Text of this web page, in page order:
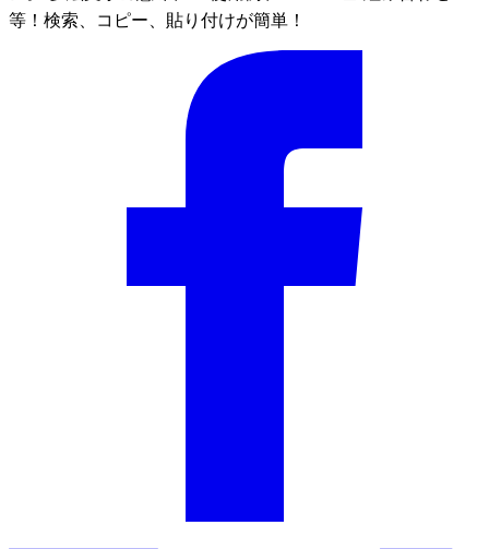
等！検索、コピー、貼り付けが簡単！